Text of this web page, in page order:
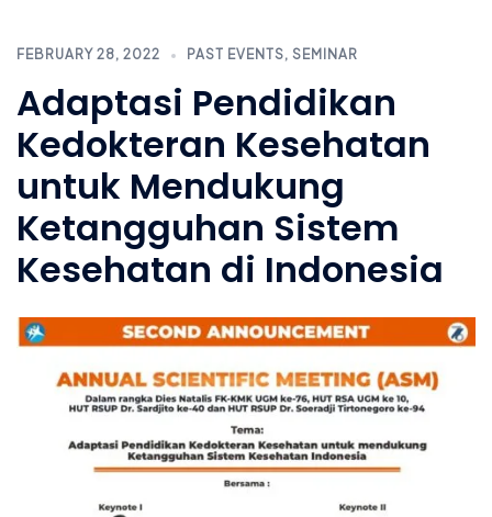
FEBRUARY 28, 2022 PAST EVENTS, SEMINAR
Adaptasi Pendidikan
Kedokteran Kesehatan
untuk Mendukung
Ketangguhan Sistem
Kesehatan di Indonesia